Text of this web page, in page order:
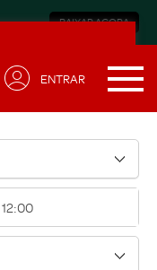
BAIXAR AGORA
ENTRAR